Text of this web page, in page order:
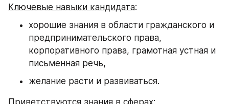
Ключевые навыки кандидата:
хорошие знания в области гражданского и
предпринимательского права,
корпоративного права, грамотная устная и
письменная речь,
желание расти и развиваться.
Приветствуются знания в сферах: